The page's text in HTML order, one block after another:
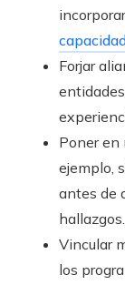
Forjar
Poner en
ejemplo,
antes de
hallazgos.
Vincular
los